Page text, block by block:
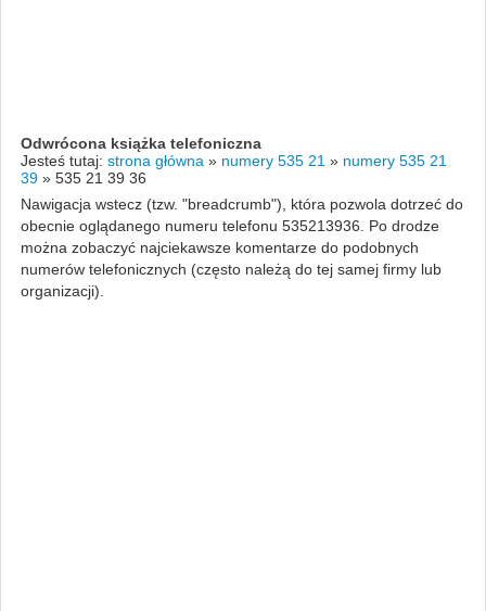
Odwrócona książka telefoniczna
Jesteś tutaj: strona główna » numery 535 21 » numery 535 21
39 » 535 21 39 36
Nawigacja wstecz (tzw. "breadcrumb"), która pozwola dotrzeć do
obecnie oglądanego numeru telefonu 535213936. Po drodze
można zobaczyć najciekawsze komentarze do podobnych
numerów telefonicznych (często należą do tej samej firmy lub
organizacji).